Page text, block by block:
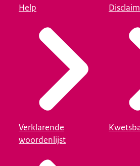
Help
Verklarende
woordenlijst